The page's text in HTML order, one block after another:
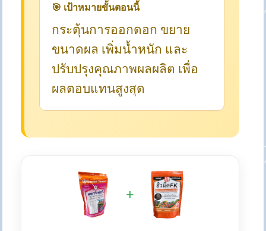
🎯 เป้าหมายขั้นตอนนี้
กระตุ้นการออกดอก ขยาย
ขนาดผล เพิ่มน้ำหนัก และ
ปรับปรุงคุณภาพผลผลิต เพื่อ
ผลตอบแทนสูงสุด
+